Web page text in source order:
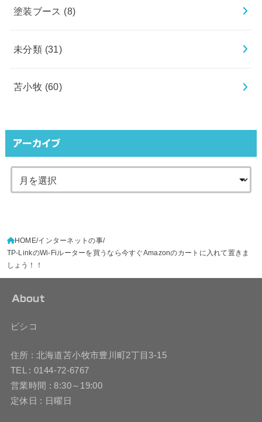
塗装ブース (8)
未分類 (31)
苫小牧 (60)
アーカイブ
HOME インターネットの事
TP-LinkのWi-Fiルーターを買うなら今すぐAmazonのカートに入れて置きま
しょう！！
About
ピシコ
住所 : 北海道苫小牧市豊川町2丁目3-15
TEL : 0144-72-6767
営業時間 : 8:30～19:00
定休日 : 日曜日